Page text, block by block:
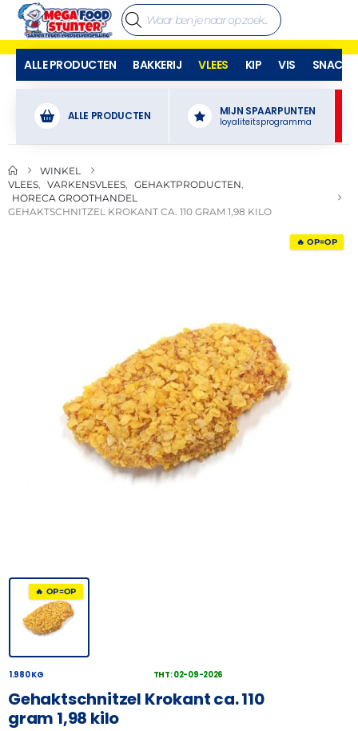
ALLE PRODUCTEN BAKKERIJ VLEES KIP VIS SNACKS
ALLE PRODUCTEN MIJN SPAARPUNTEN
loyaliteitsprogramma
WINKEL
VLEES
VARKENSVLEES GEHAKTPRODUCTEN
HORECA GROOTHANDEL
GEHAKTSCHNITZEL KROKANT CA. 110 GRAM 1,98 KILO
🔥 OP=OP
🔥 OP=OP
1.980 KG THT: 02-09-2026
Gehaktschnitzel Krokant ca. 110
gram 1,98 kilo